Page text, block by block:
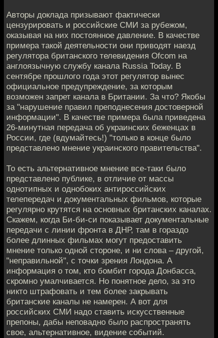
Авторы доклада призывают фактически
цензурировать и российские СМИ за рубежом,
оказывая на них постоянное давление. В качестве
примера такой деятельности они приводят наезд
регулятора британского телевидения Ofcom на
англоязычную службу канала Russia Today. В
сентябре прошлого года этот регулятор вынес
официальное предупреждение, за которым
возможен запрет канала в Британии. За что? Якобы
за "нарушение правил преподнесения достоверной
информации". В качестве примера была приведена
26-минутная передача об украинских беженцах в
России, где (вдумайтесь!) "только в конце было
представлено мнение украинского правительства".
То есть альтернативное мнение все-таки было
представлено публике, в отличие от массы
однотипных и однобоких антироссийских
телепередач и документальных фильмов, которые
регулярно крутятся на основных британских каналах.
Скажем, когда Би-би-си показывает документальные
передачи с линии фронта в ДНР, там в гораздо
более длинных фильмах могут предоставить
мнение только одной стороне, и ни слова – другой,
"неправильной", с точки зрения Лондона. А
информация о том, кто бомбит города Донбасса,
скромно умалчивается. Но понятное дело, за это
никто штрафовать и тем более закрывать
британские каналы не намерен. А вот для
российских СМИ надо ставить искусственные
препоны, дабы неповадно было распространять
свое, альтернативное, видение событий.